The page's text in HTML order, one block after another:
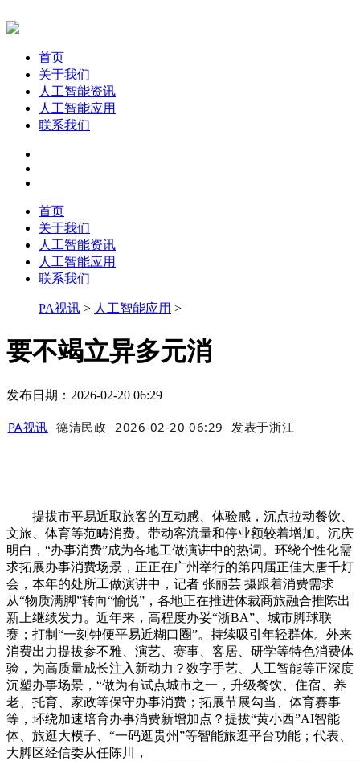
首页
关于我们
人工智能资讯
人工智能应用
联系我们
首页
关于我们
人工智能资讯
人工智能应用
联系我们
PA视讯 > 人工智能应用 >
要不竭立异多元消
发布日期：2026-02-20 06:29
PA视讯 德清民政 2026-02-20 06:29 发表于浙江
提拔市平易近取旅客的互动感、体验感，沉点拉动餐饮、
文旅、体育等范畴消费。带动客流量和停业额较着增加。沉庆
明白，“办事消费”成为各地工做演讲中的热词。环绕个性化需
求拓展办事消费场景，正正在广州举行的第四届正佳大唐千灯
会，本年的处所工做演讲中，记者 张丽芸 摄跟着消费需求
从“物质满脚”转向“愉悦”，各地正在推进体裁商旅融合推陈出
新上继续发力。近年来，高程度办妥“浙BA”、城市脚球联
赛；打制“一刻钟便平易近糊口圈”。持续吸引年轻群体。外来
消费出力提拔参不雅、演艺、赛事、客居、研学等特色消费体
验，为高质量成长注入新动力？数字手艺、人工智能等正深度
沉塑办事场景，“做为有试点城市之一，升级餐饮、住宿、养
老、托育、家政等保守办事消费；拓展节展勾当、体育赛事
等，环绕加速培育办事消费新增加点？提拔“黄小西”AI智能
体、旅逛大模子、“一码逛贵州”等智能旅逛平台功能；代表、
大脚区经信委从任陈川，